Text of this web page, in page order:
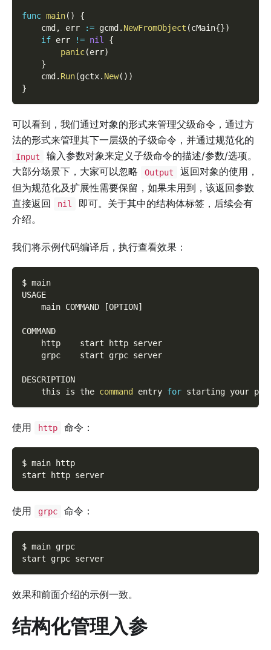
func main( )
{
    cmd
, err := gcmd . NewFromObject (cMain{})
if err != nil
{
panic(err)
}
    cmd
. Run(gctx. New( ) )
}
可以看到，我们通过对象的形式来管理父级命令，通过方
法的形式来管理其下一层级的子级命令，并通过规范化的
Input
输入参数对象来定义子级命令的描述/参数/选项。
大部分场景下，大家可以忽略
Output
返回对象的使用，
但为规范化及扩展性需要保留，如果未用到，该返回参数
直接返回
nil
即可。关于其中的结构体标签，后续会有
介绍。
我们将示例代码编译后，执行查看效果：
$ main
USAGE
    main COMMAND
[OPTION]
COMMAND
    http    start http server
    grpc    start grpc server
DESCRIPTION
    this is the
command entry for starting your
使用 http 命令：
$ main http
start http server
使用 grpc 命令：
$ main grpc
start grpc server
效果和前面介绍的示例一致。
结构化管理入参